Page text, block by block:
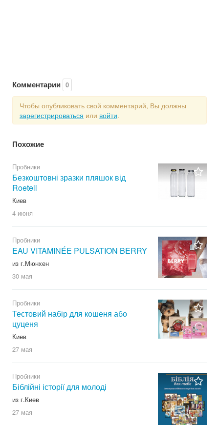
Комментарии 0
Чтобы опубликовать свой комментарий, Вы должны
зарегистрироваться или войти.
Похожие
Пробники
Безкоштовні зразки пляшок від
Roetell
Киев
4 июня
Пробники
EAU VITAMINÉE PULSATION BERRY
из г.Мюнхен
30 мая
Пробники
Тестовий набір для кошеня або
цуценя
Киев
27 мая
Пробники
Біблійні історії для молоді
из г.Киев
27 мая